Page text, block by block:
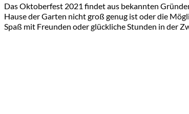
Das Oktoberfest 2021 findet aus bekannten
Hause der Garten nicht groß genug ist oder die
Spaß mit Freunden oder glückliche Stunden in der